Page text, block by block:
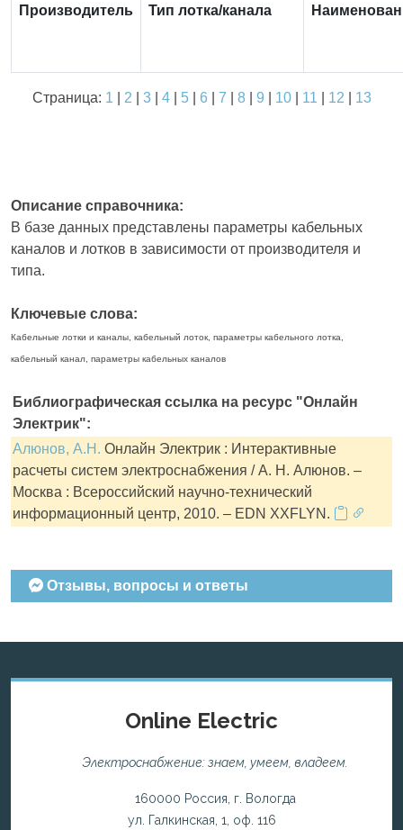
Производитель Тип лотка/канала
Страница: 1 2 3| 4| 5| 6 7 8| 9 10| 11 12 13
Описание справочника:
В базе данных представлены параметры кабельных
каналов и лотков в зависимости от производителя и
типа.
Ключевые слова:
Кабельные лотки и каналы, кабельный лоток, параметры кабельного лотка,
кабельный канал, параметры кабельных каналов
Библиографическая ссылка на ресурс "Онлайн
Электрик":
Алюнов, А.Н. Онлайн Электрик : Интерактивные
расчеты систем электроснабжения / А. Н. Алюнов. –
Москва : Всероссийский научно-технический
информационный центр, 2010. – EDN XXFLYN.
Отзывы, вопросы и ответы
Online Electric
Электроснабжение: знаем, умеем, владеем.
160000 Россия, г. Вологда
ул. Галкинская, 1, оф. 116